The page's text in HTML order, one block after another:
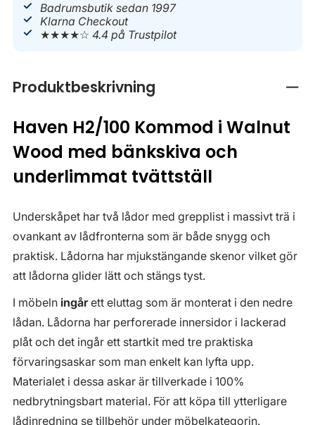
Badrumsbutik sedan 1997
Klarna Checkout
★★★★☆4.4 på Trustpilot
Produktbeskrivning
Haven H2/100 Kommod i Walnut
Wood med bänkskiva och
underlimmat tvättställ
Underskåpet har två lådor med grepplist i massivt trä i
ovankant av lådfronterna som är både snygg och
praktisk. Lådorna har mjukstängande skenor vilket gör
att lådorna glider lätt och stängs tyst.
I möbeln ingårett eluttag som är monterat i den nedre
lådan. Lådorna har perforerade innersidor i lackerad
plåt och det ingår ett startkit med tre praktiska
förvaringsaskar som man enkelt kan lyfta upp.
Materialet i dessa askar är tillverkade i 100%
nedbrytningsbart material. För att köpa till ytterligare
lådinredning se tillbehör under möbelkategorin.